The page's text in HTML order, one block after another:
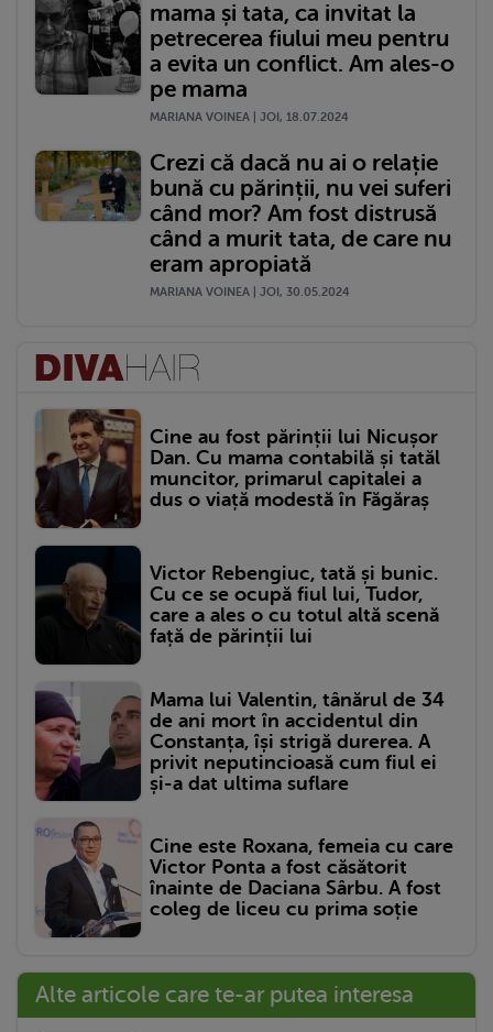
mama și tata, ca invitat la
petrecerea fiului meu pentru
a evita un conflict. Am ales-o
pe mama
MARIANA VOINEA | JOI, 18.07.2024
Crezi că dacă nu ai o relație
bună cu părinții, nu vei suferi
când mor? Am fost distrusă
când a murit tata, de care nu
eram apropiată
MARIANA VOINEA | JOI, 30.05.2024
Cine au fost părinții lui Nicușor
Dan. Cu mama contabilă și tatăl
muncitor, primarul capitalei a
dus o viață modestă în Făgăraș
Victor Rebengiuc, tată și bunic.
Cu ce se ocupă fiul lui, Tudor,
care a ales o cu totul altă scenă
față de părinții lui
Mama lui Valentin, tânărul de 34
de ani mort în accidentul din
Constanța, își strigă durerea. A
privit neputincioasă cum fiul ei
și-a dat ultima suflare
Cine este Roxana, femeia cu care
Victor Ponta a fost căsătorit
înainte de Daciana Sârbu. A fost
coleg de liceu cu prima soție
Alte articole care te-ar putea interesa